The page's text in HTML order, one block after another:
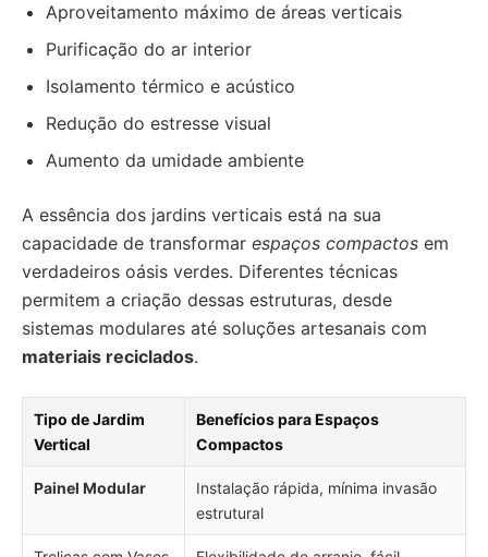
Aproveitamento máximo de áreas verticais
Purificação do ar interior
Isolamento térmico e acústico
Redução do estresse visual
Aumento da umidade ambiente
A essência dos jardins verticais está na sua
capacidade de transformar espaços compactos em
verdadeiros oásis verdes. Diferentes técnicas
permitem a criação dessas estruturas, desde
sistemas modulares até soluções artesanais com
materiais reciclados.
Tipo de Jardim
Vertical
Benefícios para Espaços
Compactos
Painel Modular
Instalação rápida, mínima invasão
estrutural